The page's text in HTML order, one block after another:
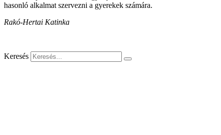
hasonló alkalmat szervezni a gyerekek számára.
Rakó-Hertai Katinka
Keresés